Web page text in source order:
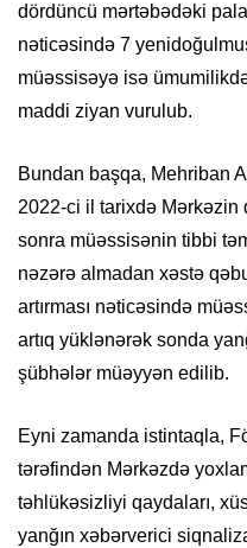
dördüncü mərtəbədəki
nəticəsində 7
müəssisəyə isə
maddi ziyan vurulub.
Bundan başqa, Mehriban
2022-ci il tarixdə
sonra müəssisənin tibbi
nəzərə almadan xəstə
artırması nəticəsində
artıq yüklənərək sonda
şübhələr müəyyən edilib.
Eyni zamanda istintaqla,
tərəfindən Mərkəzdə
təhlükəsizliyi qaydaları,
yanğın xəbərverici